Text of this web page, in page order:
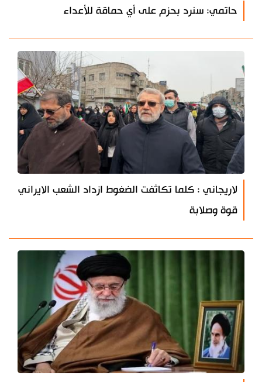
حاتمي: سنرد بحزم على أي حماقة للأعداء
لاريجاني : كلما تكاثفت الضغوط ازداد الشعب الايراني
قوة وصلابة